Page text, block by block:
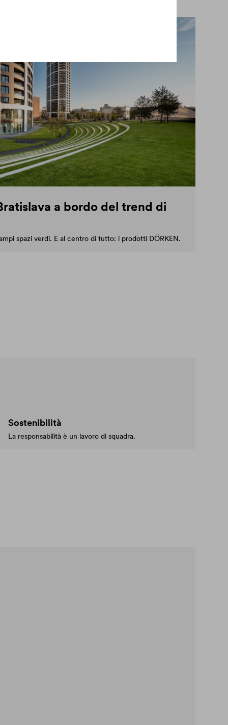
a bordo del trend di
spazi verdi. E al centro di tutto: i prodotti DÖRKEN.
Sostenibilità
La responsabilità è un lavoro di squadra.